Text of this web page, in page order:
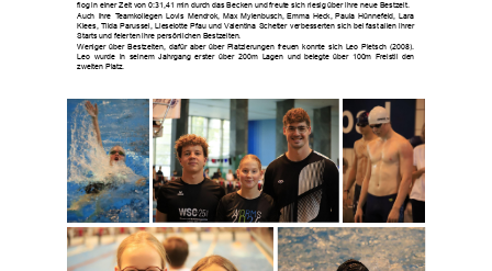
flog in einer Zeit von 0:31,41 min durch das Becken und freute sich riesig über ihre neue Bestzeit.
Auch
ihre Teamkollegen Lovis Mendrok, Max Mylenbusch, Emma Heck, Paula Hünnefeld,
Lara
Klees, Tilda Parussel, Lieselotte Pfau und Valentina Schetter verbesserten sich bei fast allen ihrer
Starts und feierten ihre persönlichen Bestzeiten.
Weniger über Bestzeiten, dafür aber über Platzierungen freuen konnte sich Leo Pietsch (2008).
Leo
wurde in seinem Jahrgang erster über 200m Lagen und belegte über 100m Freistil den
zweiten Platz.